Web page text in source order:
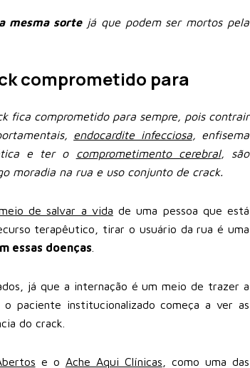
a mesma sortejá que podem ser mortos pela
comprometido para
fica comprometido para sempre, pois contrair
endocardite infecciosa, enfisema
e ter o comprometimento cerebral, são
moradia na rua e uso conjunto de crack.
de salvar a vida de uma pessoa que está
terapêutico, tirar o usuário da rua é uma
essas doenças
já que a internação é um meio de trazer a
paciente institucionalizado começa a ver as
do crack.
e o Ache Aqui Clínicas , como uma das